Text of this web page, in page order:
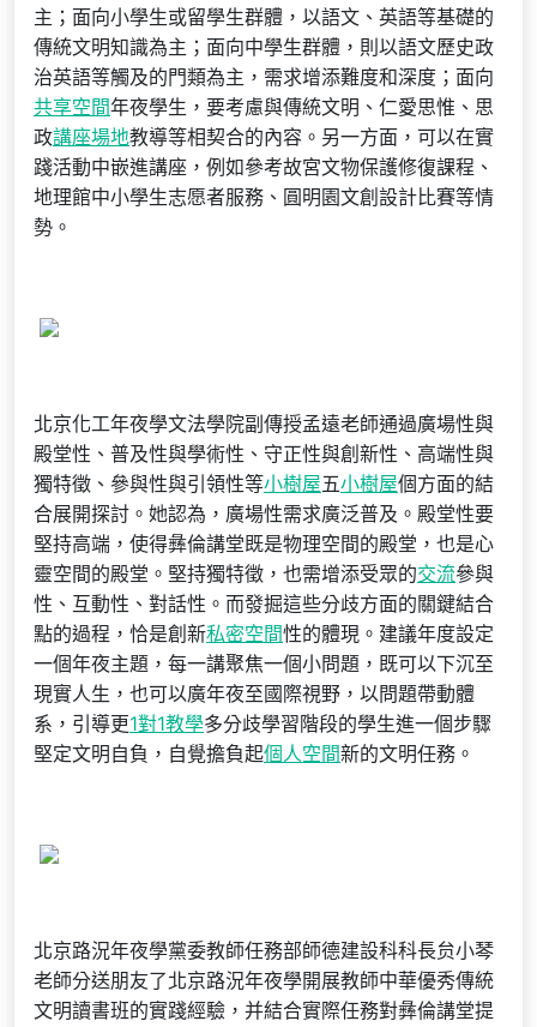
主；面向小學生或留學生群體，以語文、英語等基礎的
傳統文明知識為主；面向中學生群體，則以語文歷史政
治英語等觸及的門類為主，需求增添難度和深度；面向
共享空間年夜學生，要考慮與傳統文明、仁愛思惟、思
政講座場地教導等相契合的內容。另一方面，可以在實
踐活動中嵌進講座，例如參考故宮文物保護修復課程、
地理館中小學生志愿者服務、圓明園文創設計比賽等情
勢。
北京化工年夜學文法學院副傳授孟遠老師通過廣場性與
殿堂性、普及性與學術性、守正性與創新性、高端性與
獨特徵、參與性與引領性等小樹屋五小樹屋個方面的結
合展開探討。她認為，廣場性需求廣泛普及。殿堂性要
堅持高端，使得彝倫講堂既是物理空間的殿堂，也是心
靈空間的殿堂。堅持獨特徵，也需增添受眾的交流參與
性、互動性、對話性。而發掘這些分歧方面的關鍵結合
點的過程，恰是創新私密空間性的體現。建議年度設定
一個年夜主題，每一講聚焦一個小問題，既可以下沉至
現實人生，也可以廣年夜至國際視野，以問題帶動體
系，引導更1對1教學多分歧學習階段的學生進一個步驟
堅定文明自負，自覺擔負起個人空間新的文明任務。
北京路況年夜學黨委教師任務部師德建設科科長贠小琴
老師分送朋友了北京路況年夜學開展教師中華優秀傳統
文明讀書班的實踐經驗，并結合實際任務對彝倫講堂提